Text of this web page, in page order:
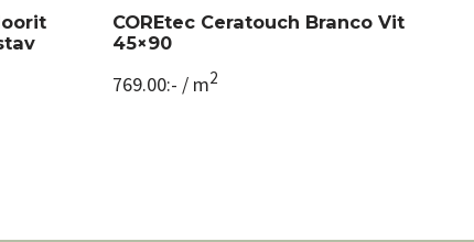
COREtec Ceratouch Branco Vit
45×90
769.00:- / m2